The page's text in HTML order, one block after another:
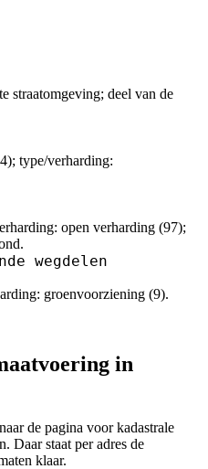
straatomgeving; deel van de
type/verharding:
open verharding (97);
wegdelen
groenvoorziening (9).
in
de pagina voor kadastrale
Daar staat per adres de
klaar.